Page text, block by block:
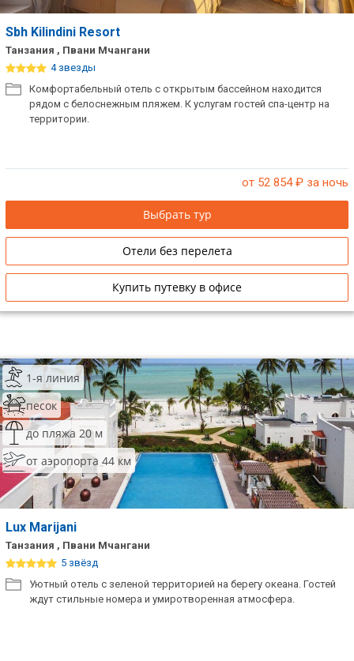
Sbh Kilindini Resort
Танзания , Пвани Мчангани
4 звезды
Комфортабельный отель с открытым бассейном находится
рядом с белоснежным пляжем. К услугам гостей спа-центр на
территории.
от 52 854₽ за ночь
Выбрать тур
Отели без перелета
Купить путевку в офисе
1-я линия
песок
до пляжа 20 м
от аэропорта 44 км
Lux Marijani
Танзания , Пвани Мчангани
5 звёзд
Уютный отель с зеленой территорией на берегу океана. Гостей
ждут стильные номера и умиротворенная атмосфера.